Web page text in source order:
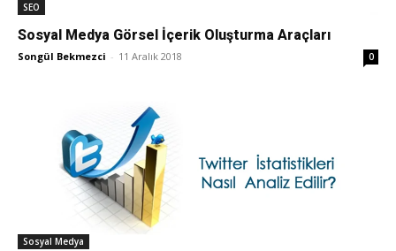
SEO
Sosyal Medya Görsel İçerik Oluşturma Araçları
Songül Bekmezci - 11 Aralık 2018 0
Sosyal Medya